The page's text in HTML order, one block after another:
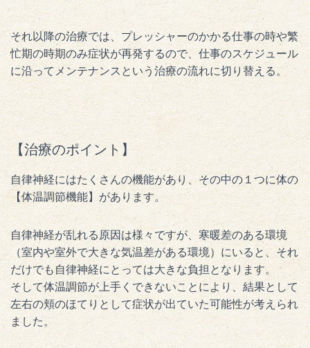
それ以降の治療では、プレッシャーのかかる仕事の時や繁
忙期の時期のみ症状が再発するので、仕事のスケジュール
に沿ってメンテナンスという治療の流れに切り替える。
【治療のポイント】
自律神経にはたくさんの機能があり、その中の１つに体の
【体温調節機能】があります。
自律神経が乱れる原因は様々ですが、寒暖差のある環境
（室内や室外で大きな気温差がある環境）にいると、それ
だけでも自律神経にとっては大きな負担となります。
そして体温調節が上手くできないことにより、結果として
左右の頬のほてりとして症状が出ていた可能性が考えられ
ました。